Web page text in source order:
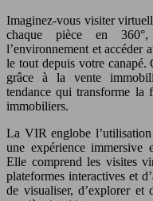
Imaginez-vous visiter
chaque pièce en
l’environnement et accéder
le tout depuis votre canapé.
grâce à la vente
tendance qui transforme la
immobiliers.
La VIR englobe
une expérience immersive
Elle comprend les visites
plateformes interactives et
de visualiser, d’explorer